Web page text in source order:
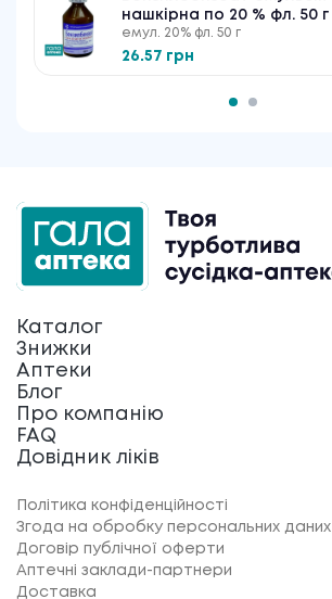
нашкірна по 20 % фл. 50 г
емул. 20% фл. 50 г
26.57 грн
Каталог
Знижки
Аптеки
Блог
Про компанію
FAQ
Довідник ліків
Політика конфіденційності
Згода на обробку персональних даних
Договір публічної оферти
Аптечні заклади-партнери
Доставка